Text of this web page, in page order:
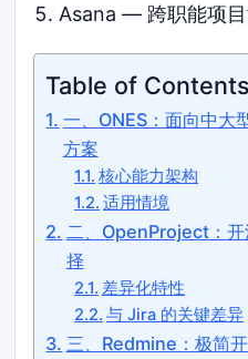
Asana — 跨职能项
Table of Contents
一、ONES：面向中大
方案
核心能力架构
适用情境
二、OpenProject：
择
差异化特性
与 Jira 的关键差异
三、Redmine：极简